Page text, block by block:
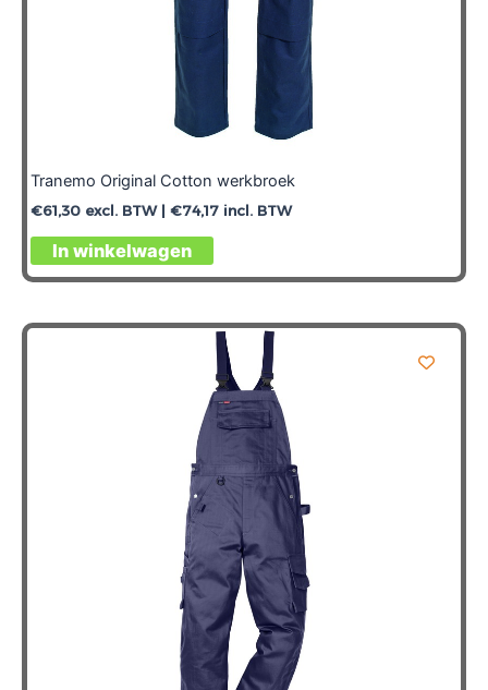
Tranemo Original Cotton werkbroek
€61,30 excl. BTW | €74,17 incl. BTW
In winkelwagen